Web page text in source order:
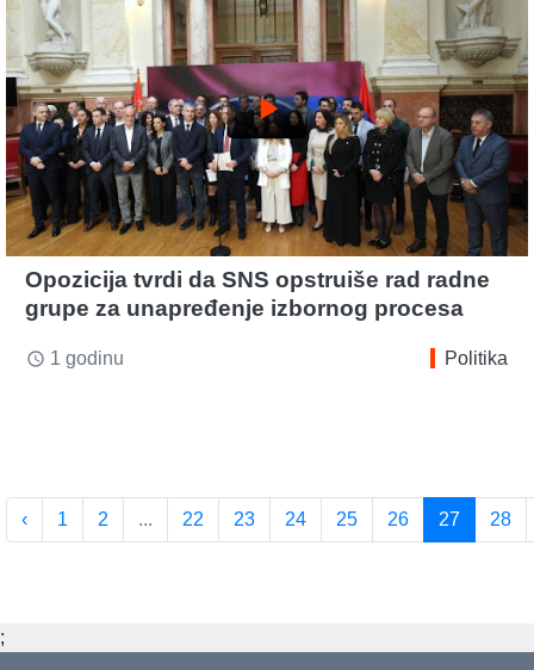
play_arrow
Opozicija tvrdi da SNS opstruiše rad radne
grupe za unapređenje izbornog procesa
access_time 1 godinu Politika
‹ 1 2 ... 22 23 24 25 26 27 28
;